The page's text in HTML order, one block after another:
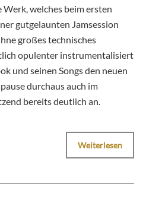
welches beim ersten
gutgelaunten Jamsession
großes technisches
opulenter instrumentalisiert
und seinen Songs den neuen
durchaus auch im
bereits deutlich an.
Weiterlesen